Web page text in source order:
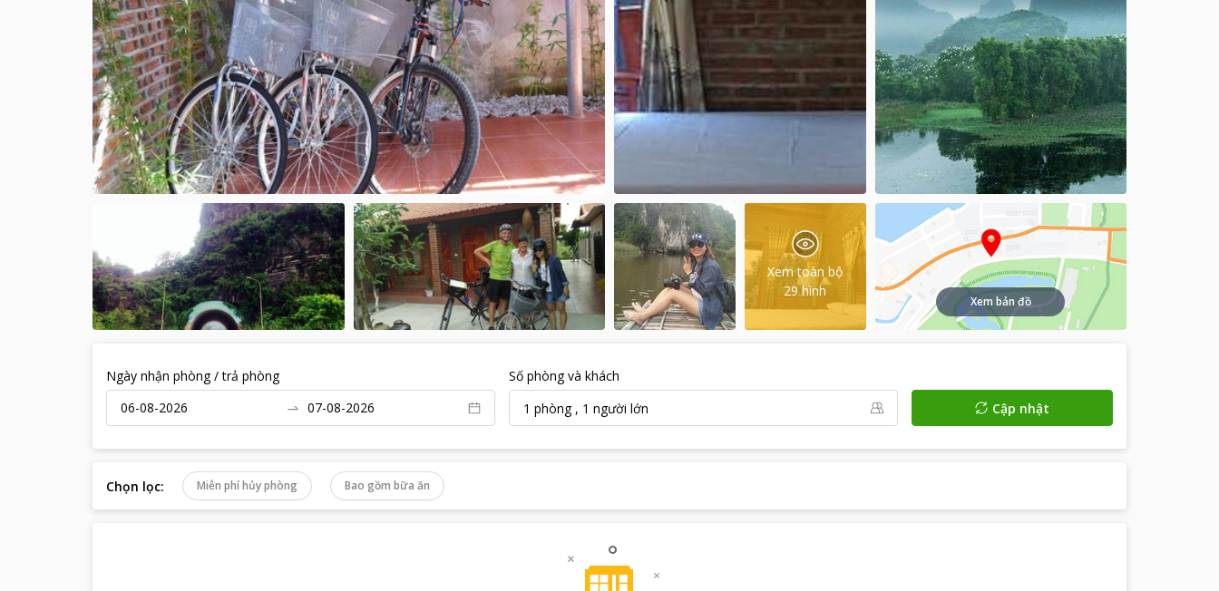
Xem toàn bộ
29 hình
Xem bản đồ
Ngày nhận phòng / trả phòng
Số phòng và khách
1 phòng, 1 người lớn Cập nhật
Chọn lọc: Miễn phí hủy phòng Bao gồm bữa ăn